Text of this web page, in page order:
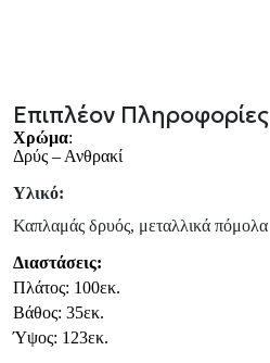
Επιπλέον Πληροφορίες
Χρώμα:
Δρύς – Ανθρακί
Υλικό:
Καπλαμάς δρυός, μεταλλικά πόμολα
Διαστάσεις:
Πλάτος: 100εκ.
Βάθος: 35εκ.
Ύψος: 123εκ.